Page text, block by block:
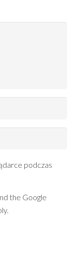
podczas
the Google